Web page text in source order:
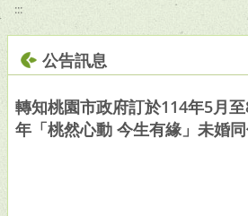
:::
公告訊息
轉知桃園市政府訂於114年5月
年「桃然心動 今生有緣」未婚